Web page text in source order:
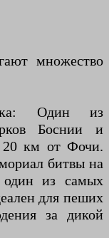
множество
Один из
Боснии и
20 км от Фочи.
битвы на
один из самых
для пеших
за дикой